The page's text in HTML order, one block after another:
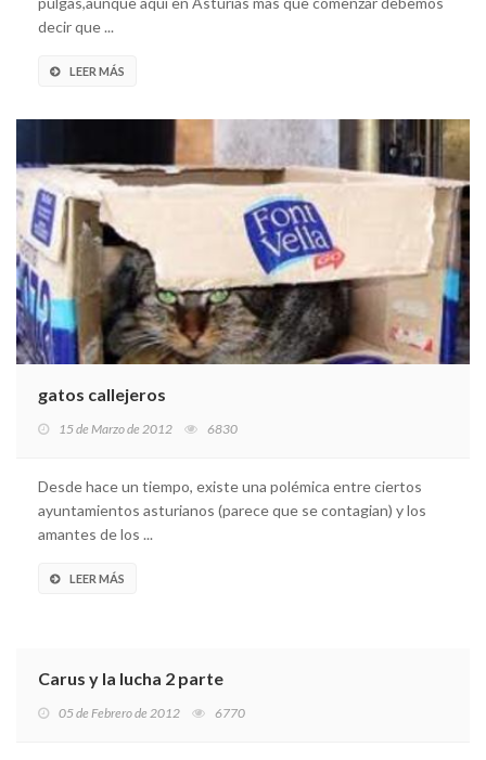
decir que ...
LEER MÁS
gatos callejeros
15 de Marzo de 2012 6830
Desde hace un tiempo, existe una polémica entre ciertos
ayuntamientos asturianos (parece que se contagian) y los
amantes de los ...
LEER MÁS
Carus y la lucha 2 parte
05 de Febrero de 2012 6770